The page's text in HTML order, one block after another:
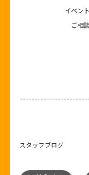
イベン
ご相
スタッフブログ